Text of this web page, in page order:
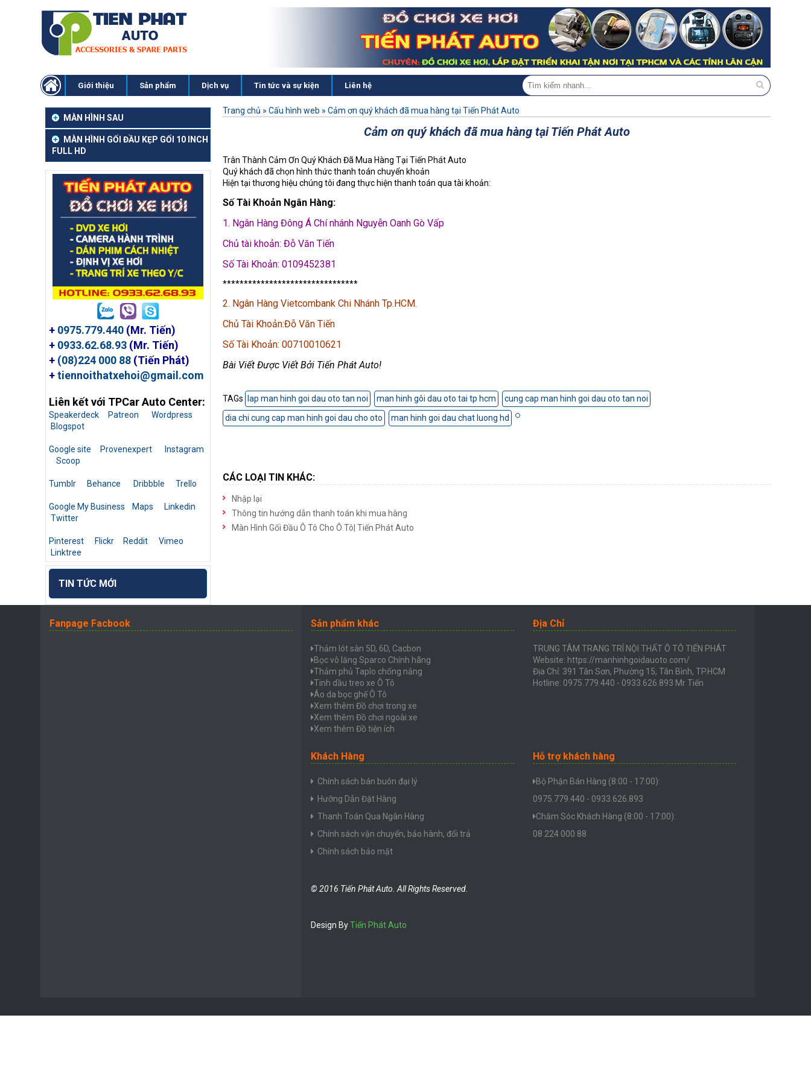
Giới thiệu Sản phẩm Dịch vụ Tin tức và sự kiện Liên hệ
MÀN HÌNH SAU
MÀN HÌNH GỐI ĐẦU KẸP GỐI 10 INCH
FULL HD
+ 0975.779.440 (Mr. Tiến)
+ 0933.62.68.93 (Mr. Tiến)
+ (08)224 000 88 (Tiến Phát)
+tiennoithatxehoi@gmail.com
Liên kết với TPCar Auto Center:
Speakerdeck Patreon
Wordpress
Blogspot
Google site Provenexpert
Instagram
Scoop
Tumblr Behance Dribbble Trello
Google My Business Maps
Linkedin
Twitter
Pinterest Flickr Reddit
Vimeo
Linktree
TIN TỨC MỚI
Trang chủ » Cấu hình web » Cảm ơn quý khách đã mua hàng tại Tiến Phát Auto
Cảm ơn quý khách đã mua hàng tại Tiến Phát Auto
Trân Thành Cảm Ơn Quý Khách Đã Mua Hàng Tại Tiến Phát Auto
Quý khách đã chọn hình thức thanh toán chuyển khoản
Hiện tại thương hiệu chúng tôi đang thực hiện thanh toán qua tài khoản:
Số Tài Khoản Ngân Hàng:
1. Ngân Hàng Đông Á Chí nhánh Nguyễn Oanh Gò Vấp
Chủ tài khoản: Đỗ Văn Tiến
Số Tài Khoản: 0109452381
********************************
2. Ngân Hàng Vietcombank Chi Nhánh Tp.HCM.
Chủ Tài Khoản:Đỗ Văn Tiến
Số Tài Khoản: 00710010621
Bài Viết Được Viết Bởi Tiến Phát Auto!
TAGs lap man hinh goi dau oto tan noi man hinh gôi dau oto tai tp hcm
cung cap man hinh goi dau oto tan noi
dia chi cung cap man hinh goi dau cho oto
man hinh goi dau chat luong hd
CÁC LOẠI TIN KHÁC:
Nhập lại
Thông tin hướng dẫn thanh toán khi mua hàng
Màn Hình Gối Đầu Ô Tô Cho Ô Tô| Tiến Phát Auto
Fanpage Facbook Sản phẩm khác
Thảm lót sàn 5D, 6D, Cacbon
Bọc vô lăng Sparco Chính hãng
Thảm phủ Taplo chống nắng
Tinh dầu treo xe Ô Tô
Áo da bọc ghế Ô Tô
Xem thêm Đồ chơi trong xe
Xem thêm Đồ chơi ngoài xe
Xem thêm Đồ tiện ích
Địa Chỉ
TRUNG TÂM TRANG TRÍ NỘI THẤT Ô TÔ TIẾN PHÁT
Website: https://manhinhgoidauoto.com/
Địa Chỉ: 391 Tân Sơn, Phường 15, Tân Bình, TP.HCM
Hotline: 0975.779.440 - 0933.626.893 Mr Tiến
Khách Hàng
Chính sách bán buôn đại lý
Hưỡng Dẫn Đặt Hàng
Thanh Toán Qua Ngân Hàng
Chính sách vận chuyển, bảo hành, đổi trả
Chính sách bảo mật
Hỗ trợ khách hàng
Bộ Phận Bán Hàng (8:00 - 17:00):
0975.779.440 - 0933.626.893
Chăm Sóc Khách Hàng (8:00 - 17:00):
08 224 000 88
© 2016 Tiến Phát Auto. All Rights Reserved.
Design ByTiến Phát Auto